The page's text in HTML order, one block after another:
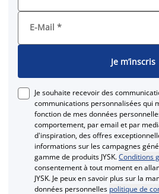
E-Mail *
Je m’inscris
Je souhaite recevoir des
communications personnalisées qui
fonction de mes données
comportement, par email et par
d'inspiration, des offres
informations sur les campagnes
gamme de produits JYSK.Conditions
consentement à tout moment en
JYSK. Je peux en savoir plus sur la
données personnelles politique de